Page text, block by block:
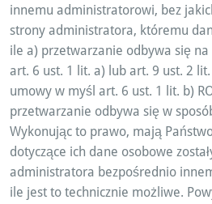
innemu administratorowi, bez
strony administratora, któremu
ile a) przetwarzanie odbywa się
art. 6 ust. 1 lit. a) lub art. 9 ust. 2
umowy w myśl art. 6 ust. 1 lit. b)
przetwarzanie odbywa się w
Wykonując to prawo, mają
dotyczące ich dane osobowe
administratora bezpośrednio
ile jest to technicznie możliwe.